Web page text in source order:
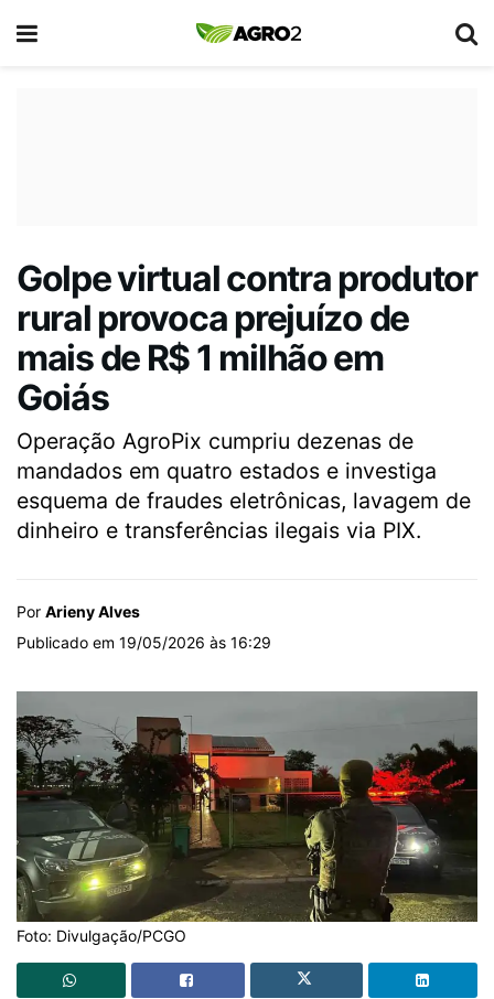
Golpe virtual contra produtor
rural provoca prejuízo de
mais de R$ 1 milhão em
Goiás
Operação AgroPix cumpriu dezenas de
mandados em quatro estados e investiga
esquema de fraudes eletrônicas, lavagem de
dinheiro e transferências ilegais via PIX.
Por Arieny Alves
Publicado em 19/05/2026 às 16:29
Foto: Divulgação/PCGO